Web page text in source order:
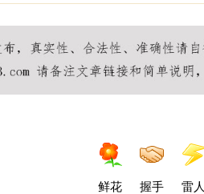
鲜花 握手 雷